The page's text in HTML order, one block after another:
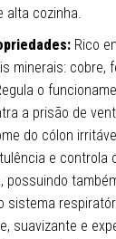
alta cozinha.
Rico
minerais: cobre,
o
a prisão de
do cólon
e controla
possuindo
sistema
suavizante e